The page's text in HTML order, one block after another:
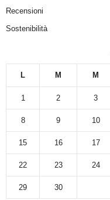
Recensioni
Sostenibilità
L M M
1 2 3
8 9 10
15 16 17
22 23 24
29
30